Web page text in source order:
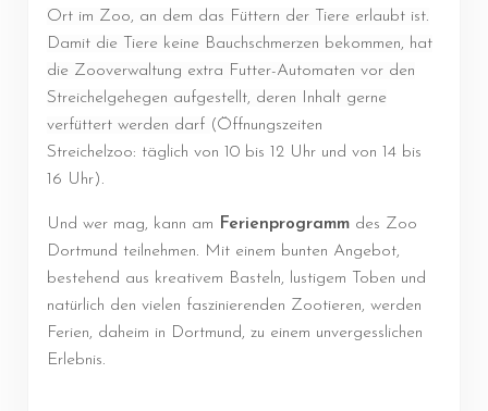
Ort im Zoo, an dem das Füttern der Tiere erlaubt ist.
Damit die Tiere keine Bauchschmerzen bekommen, hat
die Zooverwaltung extra Futter-Automaten vor den
Streichelgehegen aufgestellt, deren Inhalt gerne
verfüttert werden darf (Öffnungszeiten
Streichelzoo: täglich von 10 bis 12 Uhr und von 14 bis
16 Uhr).
Und wer mag, kann am Ferienprogrammdes Zoo
Dortmund teilnehmen. Mit einem bunten Angebot,
bestehend aus kreativem Basteln, lustigem Toben und
natürlich den vielen faszinierenden Zootieren, werden
Ferien, daheim in Dortmund, zu einem unvergesslichen
Erlebnis.